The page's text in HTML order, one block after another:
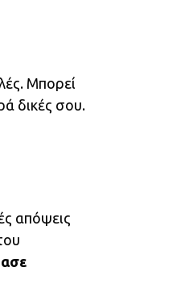
Μπορεί
δικές σου.
απόψεις